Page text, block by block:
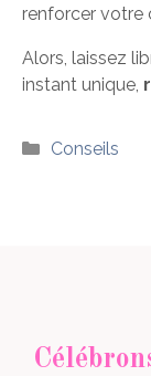
renforcer votre
Alors, laissez
instant unique,
Catégories
Conseils